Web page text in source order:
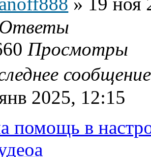
Ответы
Просмотры
2025, 12:15
помощь в